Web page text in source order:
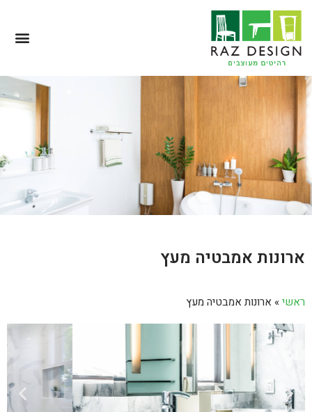
ארונות אמבטיה מעץ
ראשי» ארונות אמבטיה מעץ